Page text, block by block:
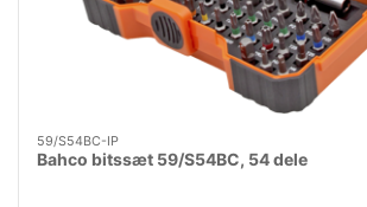
59/S54BC-IP
Bahco bitssæt 59/S54BC, 54 dele